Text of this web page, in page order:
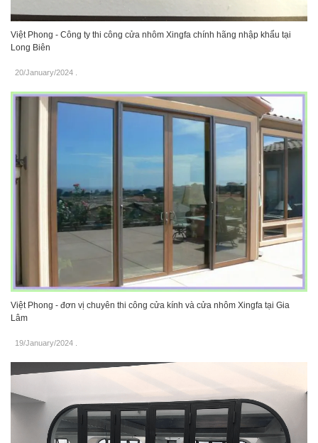
Việt Phong - Công ty thi công cửa nhôm Xingfa chính hãng nhập khẩu tại
Long Biên
20/January/2024
Việt Phong - đơn vị chuyên thi công cửa kính và cửa nhôm Xingfa tại Gia
Lâm
19/January/2024